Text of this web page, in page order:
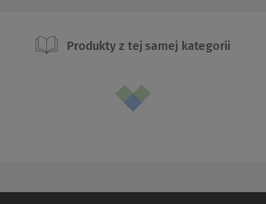
Produkty z tej samej kategorii